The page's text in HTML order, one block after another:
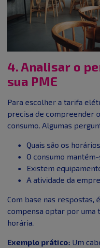
4. Analisar o
sua PME
Para escolher a tarifa
precisa de compreender
consumo. Algumas
Quais são os
O consumo
Existem
A atividade da
Com base nas respostas,
compensa optar por
horária.
Exemplo prático: Um